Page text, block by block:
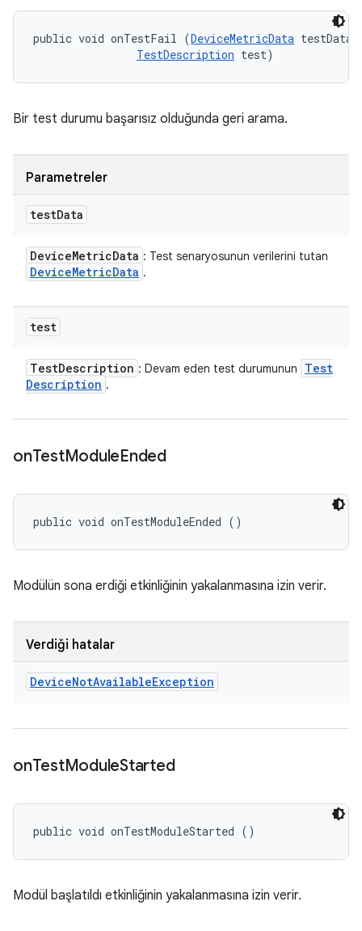
public void onTestFail (DeviceMetricData
TestDescription test)
Bir test durumu başarısız olduğunda geri arama.
Parametreler
testData
DeviceMetricData : Test senaryosunun verilerini tutan
DeviceMetricData .
test
TestDescription : Devam eden test durumunun
Test
Description .
onTestModuleEnded
public void onTestModuleEnded ()
Modülün sona erdiği etkinliğinin yakalanmasına izin verir.
Verdiği hatalar
DeviceNotAvailableException
onTestModuleStarted
public void onTestModuleStarted ()
Modül başlatıldı etkinliğinin yakalanmasına izin verir.